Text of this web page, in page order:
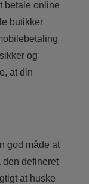
betale online
butikker
og
at din
god måde at
den defineret
at huske